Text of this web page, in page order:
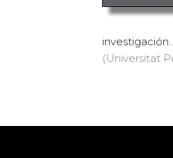
investigación...
(Universitat